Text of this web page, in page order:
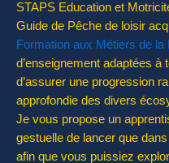
STAPS Education et
Guide de Pêche de loisir
Formation aux Métiers de la
d’enseignement adaptées
d’assurer une progression
approfondie des divers
Je vous propose un
gestuelle de lancer que
afin que vous puissiez